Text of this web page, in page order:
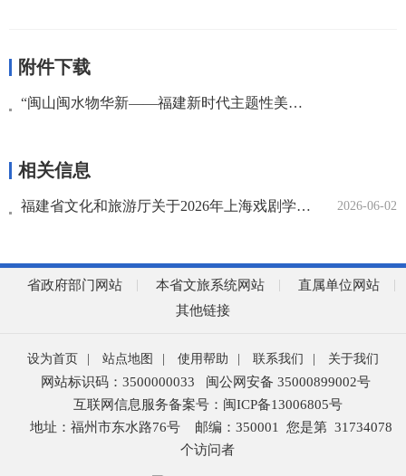
附件下载
“闽山闽水物华新——福建新时代主题性美术创作工程” 第二批征集作品草图拟入围名单
相关信息
2026-06-02
福建省文化和旅游厅关于2026年上海戏剧学院戏剧导演研修班（福建班）拟选派学员名单的公示
省政府部门网站 本省文旅系统网站
直属单位网站
其他链接
设为首页 站点地图 使用帮助 联系我们 关于我们
网站标识码：3500000033
闽公网安备 35000899002号
互联网信息服务备案号：闽ICP备13006805号
地址：福州市东水路76号
邮编：350001 您是第 31734078
个访问者